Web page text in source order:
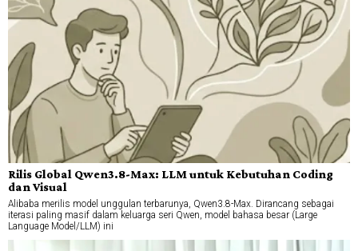
Rilis Global Qwen3.8-Max: LLM untuk Kebutuhan Coding
dan Visual
Alibaba merilis model unggulan terbarunya, Qwen3.8-Max. Dirancang sebagai
iterasi paling masif dalam keluarga seri Qwen, model bahasa besar (Large
Language Model/LLM) ini